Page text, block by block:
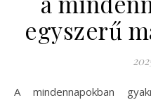
egyszerű
A mindennapokban gyakran találkozhatunk különféle